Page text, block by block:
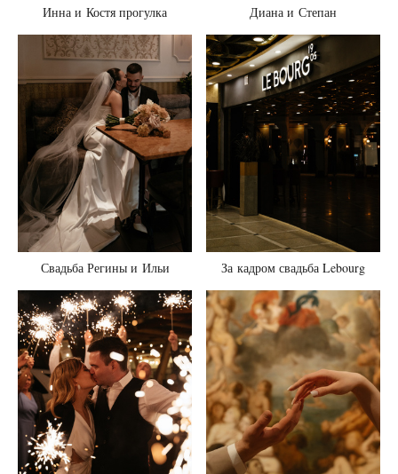
Инна и Костя прогулка Диана и Степан
Свадьба Регины и Ильи За кадром свадьба Lebourg